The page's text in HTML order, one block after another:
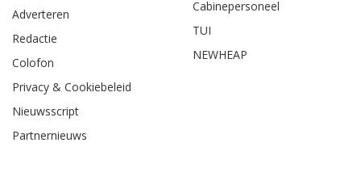
Adverteren
Redactie
Colofon
Privacy & Cookiebeleid
Nieuwsscript
Partnernieuws
Cabinepersoneel
TUI
NEWHEAP